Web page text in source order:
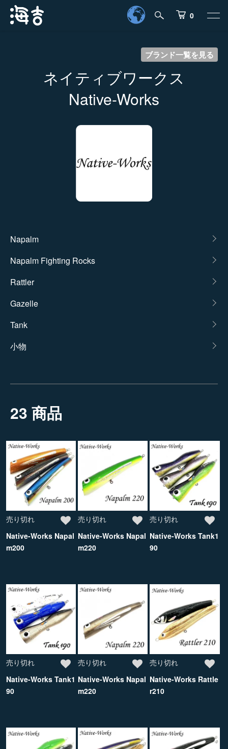
0
ブランド一覧を見る
ネイティブワークス
Native-Works
カテゴリー一覧
Napalm
Napalm Fighting Rocks
Rattler
Gazelle
Tank
小物
23 商品
売り切れ
Native-Works Napal
m200
売り切れ
Native-Works Napal
m220
売り切れ
Native-Works Tank1
90
売り切れ
Native-Works Tank1
90
売り切れ
Native-Works Napal
m220
売り切れ
Native-Works Rattle
r210